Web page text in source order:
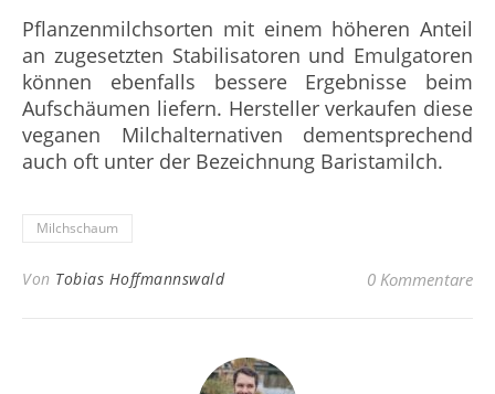
Pflanzenmilchsorten mit einem höheren Anteil
an zugesetzten Stabilisatoren und Emulgatoren
können ebenfalls bessere Ergebnisse beim
Aufschäumen liefern. Hersteller verkaufen diese
veganen Milchalternativen dementsprechend
auch oft unter der Bezeichnung Baristamilch.
Milchschaum
Von Tobias Hoffmannswald 0 Kommentare